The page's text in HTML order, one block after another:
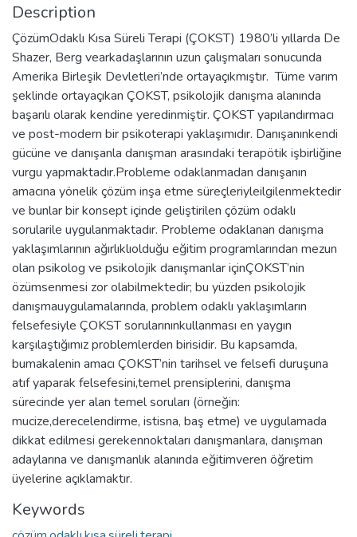
Description
ÇözümOdaklı Kısa Süreli Terapi (ÇOKST) 1980’li yıllarda De
Shazer, Berg vearkadaşlarının uzun çalışmaları sonucunda
Amerika Birleşik Devletleri’nde ortayaçıkmıştır. Tüme varım
şeklinde ortayaçıkan ÇOKST, psikolojik danışma alanında
başarılı olarak kendine yeredinmiştir. ÇOKST yapılandırmacı
ve post-modern bir psikoterapi yaklaşımıdır. Danışanınkendi
gücüne ve danışanla danışman arasındaki terapötik işbirliğine
vurgu yapmaktadır.Probleme odaklanmadan danışanın
amacına yönelik çözüm inşa etme süreçleriyleilgilenmektedir
ve bunlar bir konsept içinde geliştirilen çözüm odaklı
sorularile uygulanmaktadır. Probleme odaklanan danışma
yaklaşımlarının ağırlıklıolduğu eğitim programlarından mezun
olan psikolog ve psikolojik danışmanlar içinÇOKST’nin
özümsenmesi zor olabilmektedir; bu yüzden psikolojik
danışmauygulamalarında, problem odaklı yaklaşımların
felsefesiyle ÇOKST sorularınınkullanması en yaygın
karşılaştığımız problemlerden birisidir. Bu kapsamda,
bumakalenin amacı ÇOKST’nin tarihsel ve felsefi duruşuna
atıf yaparak felsefesini,temel prensiplerini, danışma
sürecinde yer alan temel soruları (örneğin:
mucize,derecelendirme, istisna, baş etme) ve uygulamada
dikkat edilmesi gerekennoktaları danışmanlara, danışman
adaylarına ve danışmanlık alanında eğitimveren öğretim
üyelerine açıklamaktır.
Keywords